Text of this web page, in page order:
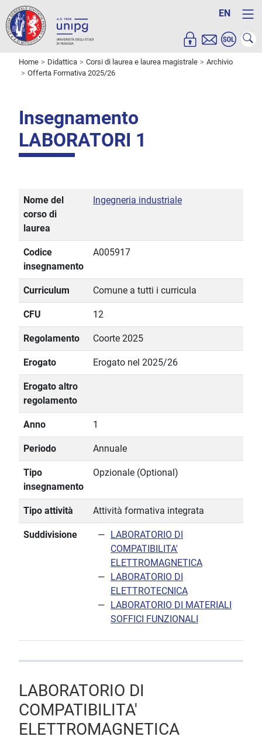
EN
Home Didattica Corsi di laurea e laurea magistrale
Archivio
Offerta Formativa 2025/26
Insegnamento
LABORATORI 1
Nome del
corso di
laurea
Ingegneria industriale
Codice
insegnamento
A005917
Curriculum Comune a tutti i curricula
CFU 12
Regolamento Coorte 2025
Erogato Erogato nel 2025/26
Erogato altro
regolamento
Anno 1
Periodo Annuale
Tipo
insegnamento
Opzionale (Optional)
Tipo attività Attività formativa integrata
Suddivisione
LABORATORIO DI
COMPATIBILITA'
ELETTROMAGNETICA
LABORATORIO DI
ELETTROTECNICA
LABORATORIO DI MATERIALI
SOFFICI FUNZIONALI
LABORATORIO DI
COMPATIBILITA'
ELETTROMAGNETICA